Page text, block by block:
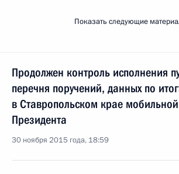
Показать следующие
Продолжен контроль исполнения
перечня поручений, данных по
в Ставропольском крае
Президента
30 ноября 2015 года, 18:59